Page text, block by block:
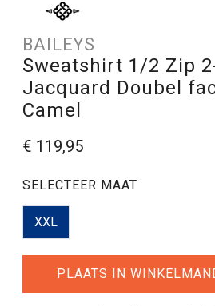
BAILEYS
Sweatshirt 1/2 Zip
Jacquard Doubel
Camel
€ 119,95
SELECTEER MAAT
XXL
PLAATS IN